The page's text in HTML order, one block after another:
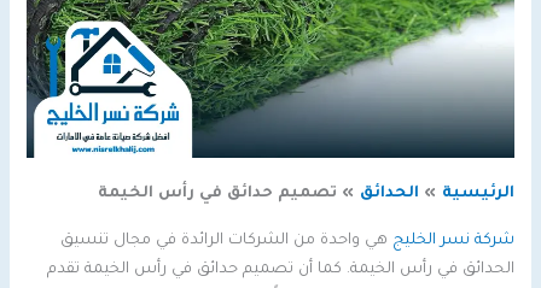
الرئيسية الحدائق تصميم حدائق في رأس الخيمة
شركة نسر الخليج هي واحدة من الشركات الرائدة في مجال تنسيق
الحدائق في رأس الخيمة. كما أن تصميم حدائق في رأس الخيمة تقدم